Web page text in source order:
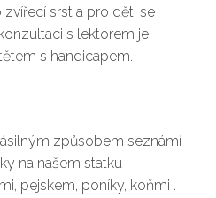
srst a pro děti se
s lektorem je
s handicapem.
způsobem seznámí
na našem statku -
pejskem, poníky, koňmi .